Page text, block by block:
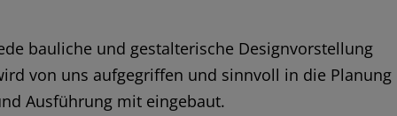
bauliche und gestalterische Designvorstellung
von uns aufgegriffen und sinnvoll in die Planung
Ausführung mit eingebaut.